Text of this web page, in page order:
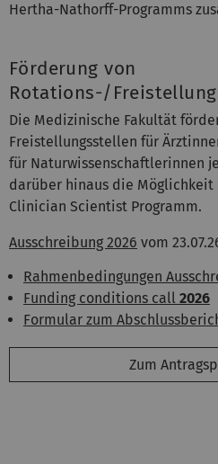
Hertha-Nathorff-Programms
Förderung von
Rotations-/
Die Medizinische Fakultät
Freistellungsstellen für
für Naturwissenschaftlerinnen
darüber hinaus die Möglichkeit
Clinician Scientist Programm.
Ausschreibung 2026 vom
Rahmenbedingungen
Funding conditions call 2026
Formular zum
Zum